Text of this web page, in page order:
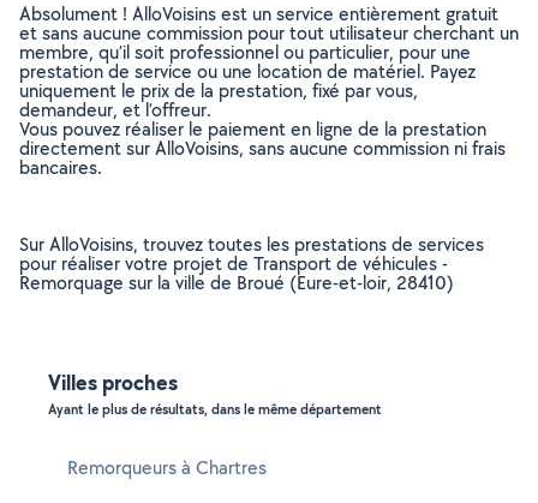
Absolument ! AlloVoisins est un service entièrement gratuit
et sans aucune commission pour tout utilisateur cherchant un
membre, qu’il soit professionnel ou particulier, pour une
prestation de service ou une location de matériel. Payez
uniquement le prix de la prestation, fixé par vous,
demandeur, et l’offreur.
Vous pouvez réaliser le paiement en ligne de la prestation
directement sur AlloVoisins, sans aucune commission ni frais
bancaires.
Sur AlloVoisins, trouvez toutes les prestations de services
pour réaliser votre projet de Transport de véhicules -
Remorquage sur la ville de Broué (Eure-et-loir, 28410)
Villes proches
Ayant le plus de résultats, dans le même département
Remorqueurs à Chartres